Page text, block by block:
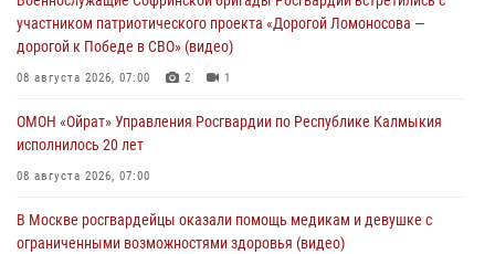
участником патриотического проекта «Дорогой Ломоносова —
дорогой к Победе в СВО» (видео)
08 августа 2026, 07:00 2 1
ОМОН «Ойрат» Управления Росгвардии по Республике Калмыкия
исполнилось 20 лет
08 августа 2026, 07:00
В Москве росгвардейцы оказали помощь медикам и девушке с
ограниченными возможностями здоровья (видео)